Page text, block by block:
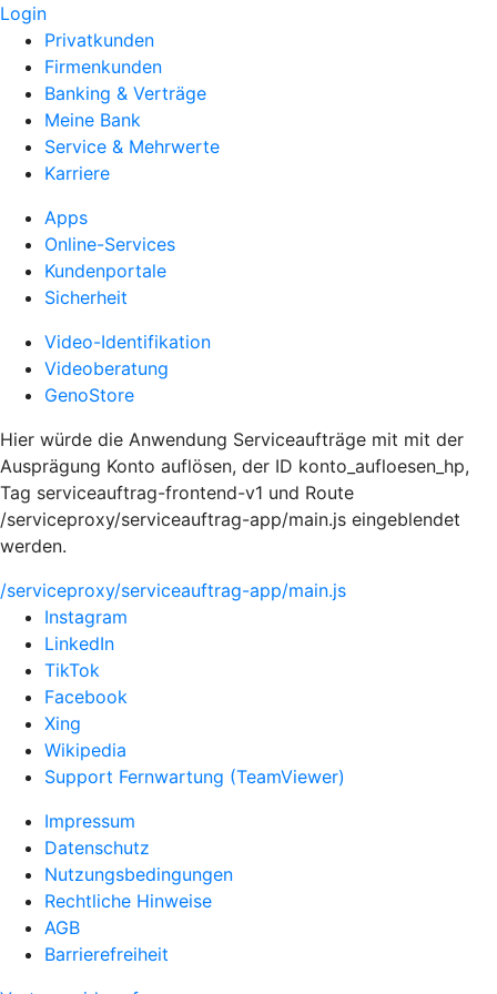
Login
Privatkunden
Firmenkunden
Banking & Verträge
Meine Bank
Service & Mehrwerte
Karriere
Apps
Online-Services
Kundenportale
Sicherheit
Video-Identifikation
Videoberatung
GenoStore
Hier würde die Anwendung Serviceaufträge mit mit der
Ausprägung Konto auflösen, der ID konto_aufloesen_hp,
Tag serviceauftrag-frontend-v1 und Route
/serviceproxy/serviceauftrag-app/main.js eingeblendet
werden.
/serviceproxy/serviceauftrag-app/main.js
Instagram
LinkedIn
TikTok
Facebook
Xing
Wikipedia
Support Fernwartung (TeamViewer)
Impressum
Datenschutz
Nutzungsbedingungen
Rechtliche Hinweise
AGB
Barrierefreiheit